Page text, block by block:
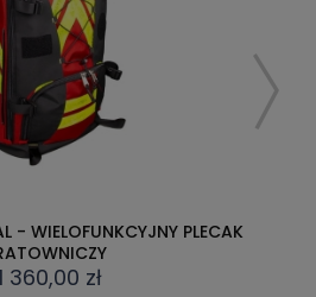
- WIELOFUNKCYJNY PLECAK
360,00 zł